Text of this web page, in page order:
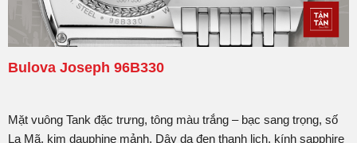
Bulova Joseph 96B330
Mặt vuông Tank đặc trưng, tông màu trắng – bạc sang trọng, số
La Mã, kim dauphine mảnh. Dây da đen thanh lịch, kính sapphire